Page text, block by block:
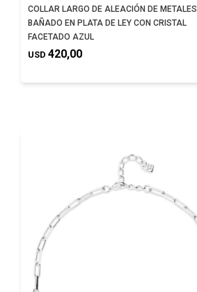
COLLAR LARGO DE ALEACIÓN DE METALES
BAÑADO EN PLATA DE LEY CON CRISTAL
FACETADO AZUL
USD 420,00